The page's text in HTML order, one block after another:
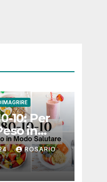
10: Per
in
ROSARIO